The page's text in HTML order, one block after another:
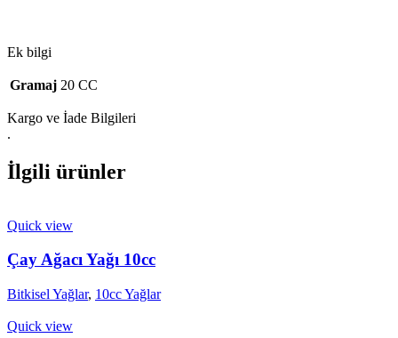
Ek bilgi
Gramaj 20 CC
Kargo ve İade Bilgileri
.
İlgili ürünler
Quick view
Çay Ağacı Yağı 10cc
Bitkisel Yağlar, 10cc Yağlar
Quick view